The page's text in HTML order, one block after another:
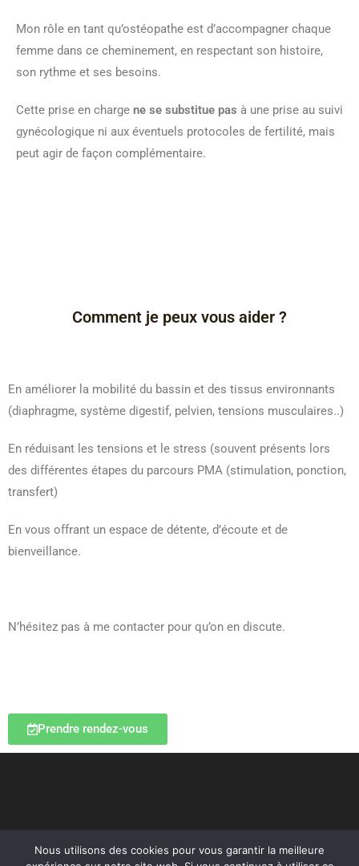
Mon rôle en tant qu’ostéopathe est d’accompagner chaque
femme dans ce cheminement, en respectant son histoire,
son rythme et ses besoins.
Cette prise en charge ne se substitue pas à une prise au suivi
gynécologique ni aux éventuels protocoles de fertilité, mais
peut agir de façon complémentaire.
Comment je peux vous aider ?
En améliorer la mobilité du bassin et des tissus environnants
(diaphragme, système digestif, pelvien, tensions musculaires..)
En réduisant les tensions et le stress (souvent présents lors
des différentes étapes du parcours PMA (stimulation, ponction,
transfert)
En vous offrant un espace de détente, d’écoute et de
bienveillance.
N’hésitez pas à me contacter pour qu’on en discute.
Prendre rendez-vous
Nous utilisons des cookies pour vous garantir la meilleure